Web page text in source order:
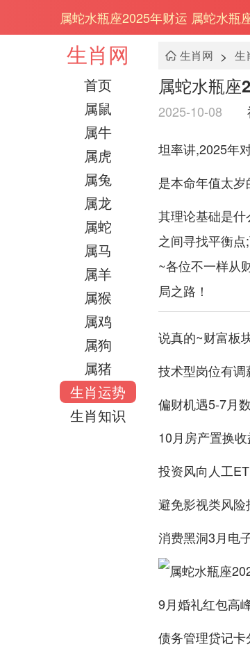
属蛇水瓶座2025年财运 属蛇水瓶
生肖网
首页
属鼠
属牛
属虎
属兔
属龙
属蛇
属马
属羊
属猴
属鸡
属狗
属猪
生肖运势
生肖知识
生肖网 > 生
属蛇水瓶座
2025-10-08
坦率讲,2025年
是本命年值太
其理论基础是
之间寻找平衡
~各位不一样从
局之路！
说真的~财富板
技术型岗位
偏财机遇5-7月
10月房产置
投资风向人工
避免影视类风
消费黑洞3月电
9月婚礼红包高
债务管理贷记